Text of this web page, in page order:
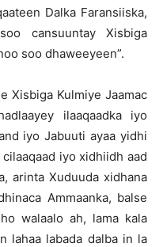
Dalka Faransiiska,
cansuuntay Xisbiga
soo dhaweeyeen”.
Xisbiga Kulmiye Jaamac
ilaaqaadka iyo
iyo Jabuuti ayaa yidhi
iyo xidhiidh aad
arinta Xuduuda xidhana
Ammaanka, balse
walaalo ah, lama kala
lahaa labada dalba in la